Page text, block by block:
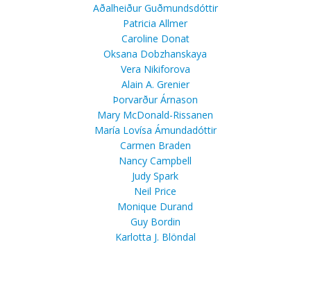
Aðalheiður Guðmundsdóttir
Patricia Allmer
Caroline Donat
Oksana Dobzhanskaya
Vera Nikiforova
Alain A. Grenier
Þorvarður Árnason
Mary McDonald-Rissanen
María Lovísa Ámundadóttir
Carmen Braden
Nancy Campbell
Judy Spark
Neil Price
Monique Durand
Guy Bordin
Karlotta J. Blöndal